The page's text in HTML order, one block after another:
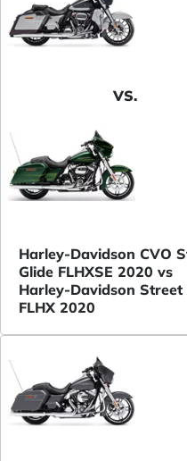
VS.
Harley-Davidson CVO
Glide FLHXSE 2020 vs
Harley-Davidson Street
FLHX 2020